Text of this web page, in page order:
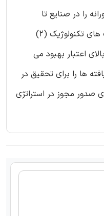
را در صنایع تا
حدودی با (1) سطوح بالای فرصت های تکنولوژیک (2)
و (3) سطوح بالای اعتبار بهبود می
ها را برای تحقیق در
صدور مجوز در استراتژی